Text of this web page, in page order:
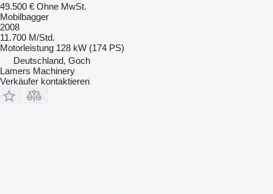
49.500 € Ohne MwSt.
Mobilbagger
2008
11.700 M/Std.
Motorleistung 128 kW (174 PS)
Deutschland, Goch
Lamers Machinery
Verkäufer kontaktieren